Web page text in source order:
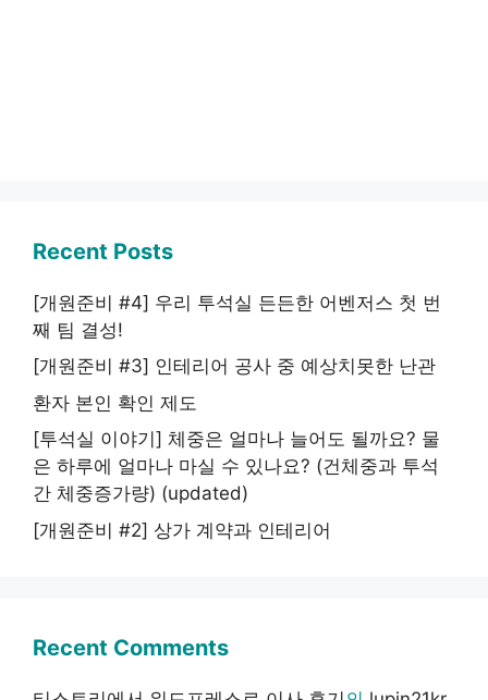
Recent Posts
[개원준비 #4] 우리 투석실 든든한 어벤저스 첫 번
째 팀 결성!
[개원준비 #3] 인테리어 공사 중 예상치못한 난관
환자 본인 확인 제도
[투석실 이야기] 체중은 얼마나 늘어도 될까요? 물
은 하루에 얼마나 마실 수 있나요? (건체중과 투석
간 체중증가량) (updated)
[개원준비 #2] 상가 계약과 인테리어
Recent Comments